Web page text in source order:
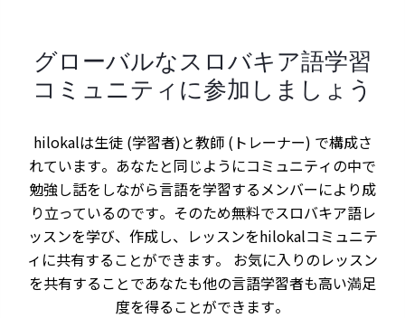
グローバルなスロバキア語学習
コミュニティに参加しましょう
hilokalは生徒 (学習者)と教師 (トレーナー) で構成さ
れています。あなたと同じようにコミュニティの中で
勉強し話をしながら言語を学習するメンバーにより成
り立っているのです。そのため無料でスロバキア語レ
ッスンを学び、作成し、レッスンをhilokalコミュニテ
ィに共有することができます。 お気に入りのレッスン
を共有することであなたも他の言語学習者も高い満足
度を得ることができます。